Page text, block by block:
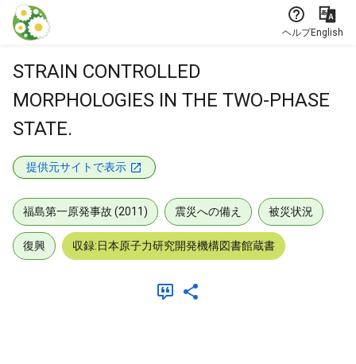
本文に飛ぶ
ヘルプEnglish
STRAIN CONTROLLED
MORPHOLOGIES IN THE TWO-PHASE
STATE.
提供元サイトで表示
福島第一原発事故 (2011) 震災への備え 被災状況
復興 収録:日本原子力研究開発機構図書館蔵書